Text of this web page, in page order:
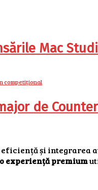
Mac
de
și integrarea
experiență premium